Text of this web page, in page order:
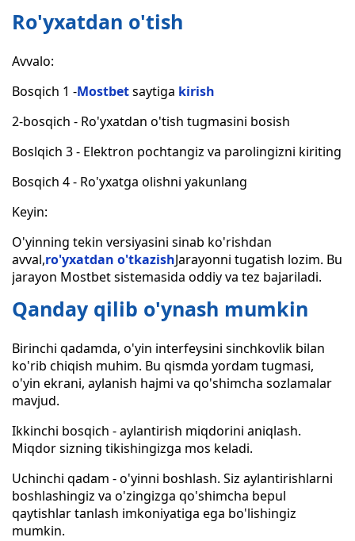
Ro'yxatdan o'tish
Avvalo:
Bosqich 1 -Mostbetsaytiga kirish
2-bosqich - Ro'yxatdan o'tish tugmasini bosish
Boslqich 3 - Elektron pochtangiz va parolingizni kiriting
Bosqich 4 - Ro'yxatga olishni yakunlang
Keyin:
O'yinning tekin versiyasini sinab ko'rishdan
avval,ro'yxatdan o'tkazishJarayonni tugatish lozim. Bu
jarayon Mostbet sistemasida oddiy va tez bajariladi.
Qanday qilib o'ynash mumkin
Birinchi qadamda, o'yin interfeysini sinchkovlik bilan
ko'rib chiqish muhim. Bu qismda yordam tugmasi,
o'yin ekrani, aylanish hajmi va qo'shimcha sozlamalar
mavjud.
Ikkinchi bosqich - aylantirish miqdorini aniqlash.
Miqdor sizning tikishingizga mos keladi.
Uchinchi qadam - o'yinni boshlash. Siz aylantirishlarni
boshlashingiz va o'zingizga qo'shimcha bepul
qaytishlar tanlash imkoniyatiga ega bo'lishingiz
mumkin.